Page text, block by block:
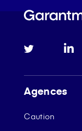
Agences
Caution